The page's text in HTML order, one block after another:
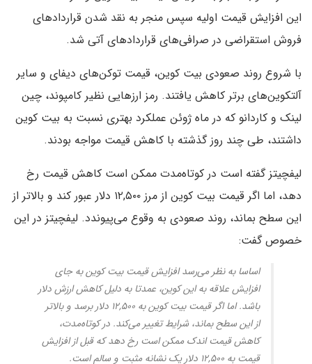
این افزایش قیمت اولیه سپس منجر به نقد شدن قراردادهای
فروش استقراضی در صرافی‌های قراردادهای آتی شد.
با شروع روند صعودی بیت کو‌ین، قیمت توکن‌های دیفای و سایر
آلتکوین‌های برتر کاهش یافتند. رمز ارزهایی نظیر کامپوند، چین
لینک و کاردانو که در ماه ژوئن عملکرد بهتری نسبت به بیت کو‌ین
داشتند، طی چند روز گذشته با کاهش قیمت مواجه بودند.
لیفچیتز گفته است در کوتاه‌مدت ممکن است کاهش قیمت رخ
دهد، اما اگر قیمت بیت کوین از مرز ۱۲,۵۰۰ دلار عبور کند و بالاتر از
این سطح بماند، روند صعودی به وقوع می‌پیوندد. لیفچیتز در این
خصوص گفت:
اساسا به نظر می‌رسد افزایش قیمت بیت کوین به جای
افزایش علاقه به این کوین، عمدتا به دلیل کاهش ارزش دلار
باشد. اما اگر قیمت بیت کوین به ۱۲,۵۰۰ دلار برسد و بالاتر
از این سطح بماند، شرایط تغییر می‌کند. در کوتاه‌مدت،
کاهش قیمت اندک ممکن است رخ دهد که قبل از افزایش
قیمت به ۱۲,۵۰۰ دلار یک نشانه مثبت و سالم است.